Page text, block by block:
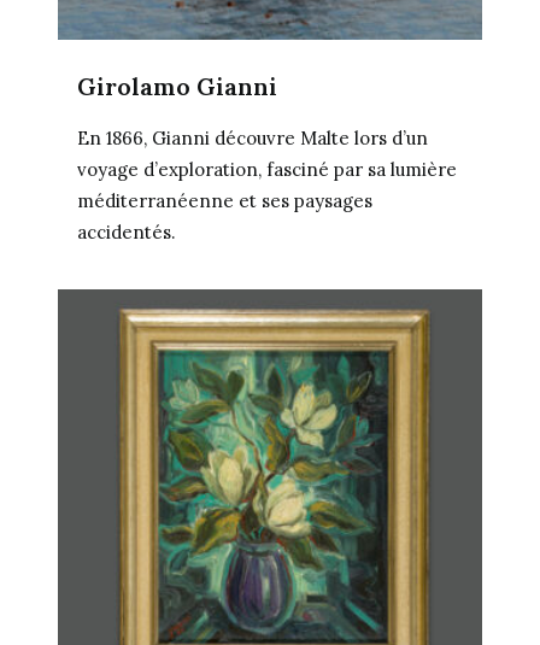
Girolamo Gianni
En 1866, Gianni découvre Malte lors d’un
voyage d’exploration, fasciné par sa lumière
méditerranéenne et ses paysages
accidentés.